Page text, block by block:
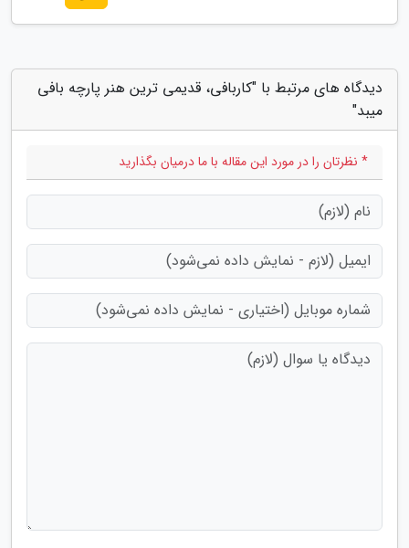
دیدگاه های مرتبط با "کاربافی، قدیمی ترین هنر پارچه بافی
میبد"
* نظرتان را در مورد این مقاله با ما درمیان بگذارید